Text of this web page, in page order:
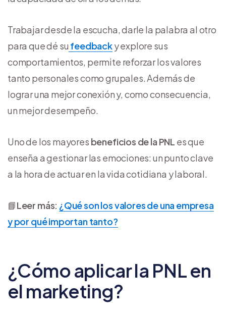
Trabajar desde la escucha, darle la palabra al otro
para que dé su feedbacky explore sus
comportamientos, permite reforzar los valores
tanto personales como grupales. Además de
lograr una mejor conexión y, como consecuencia,
un mejor desempeño.
Uno de los mayores beneficios de la PNL es que
enseña a gestionar las emociones: un punto clave
a la hora de actuar en la vida cotidiana y laboral.
📘Leer más: ¿Qué son los valores de una empresa
y por qué importan tanto?
¿Cómo aplicar la PNL en
el marketing?